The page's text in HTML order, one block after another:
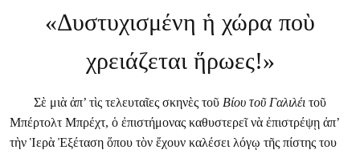
«Δυστυχισμένη ἡ χώρα ποὺ
χρειάζεται ἥρωες!»
Σὲ μιὰ ἀπ’ τὶς τελευταῖες σκηνὲς τοῦ Βίου τοῦ Γαλιλέι τοῦ
Μπέρτολτ Μπρέχτ, ὁ ἐπιστήμονας καθυστερεῖ νὰ ἐπιστρέψῃ ἀπ’
τὴν Ἱερὰ Ἐξέταση ὅπου τὸν ἔχουν καλέσει λόγῳ τῆς πίστης του